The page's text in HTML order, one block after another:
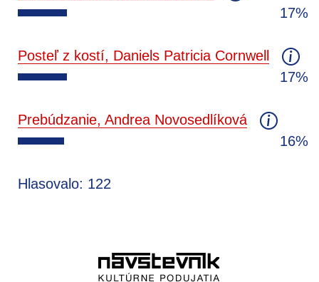
17%
Posteľ z kostí, Daniels Patricia Cornwell
17%
Prebúdzanie, Andrea Novosedlíková
16%
Hlasovalo: 122